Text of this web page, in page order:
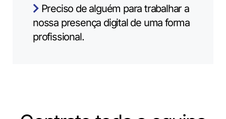
Preciso de alguém para trabalhar a
nossa presença digital de uma forma
profissional.